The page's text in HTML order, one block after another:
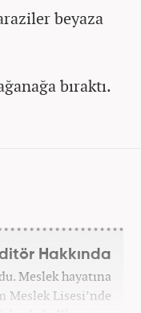
beyaza
bıraktı.
Hakkında
Meslek hayatına
Meslek Lisesi’nde